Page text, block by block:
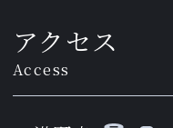
アクセス
Access